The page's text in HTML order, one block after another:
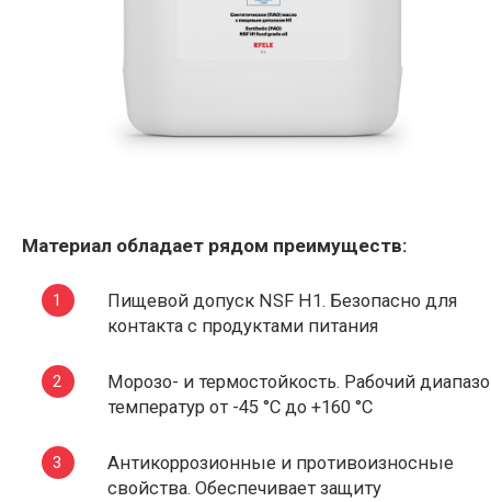
Материал обладает рядом преимуществ:
Пищевой допуск NSF H1. Безопасно для
контакта с продуктами питания
Морозо- и термостойкость. Рабочий
температур от -45 °C до +160 °C
Антикоррозионные и противоизносные
свойства. Обеспечивает защиту